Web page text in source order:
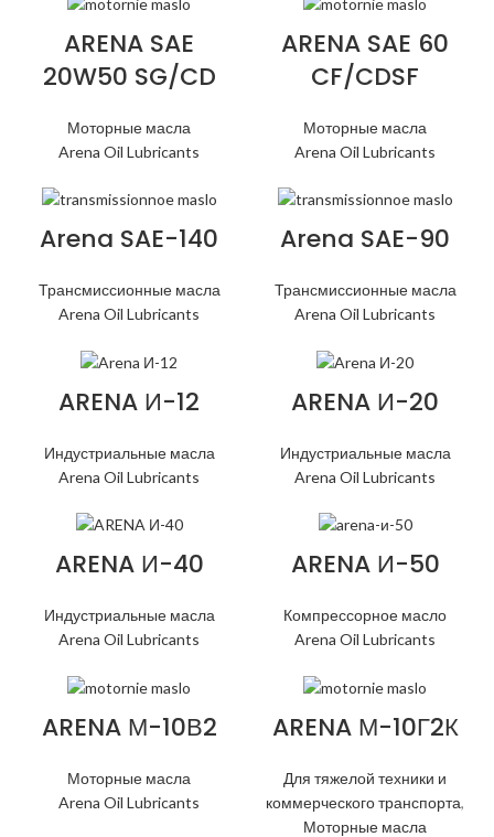
ARENA SAE
20W50 SG/CD
Моторные масла
Arena Oil Lubricants
ARENA SAE 60
CF/CDSF
Моторные масла
Arena Oil Lubricants
Arena SAE-140
Трансмиссионные масла
Arena Oil Lubricants
Arena SAE-90
Трансмиссионные масла
Arena Oil Lubricants
ARENA И-12
Индустриальные масла
Arena Oil Lubricants
ARENA И-20
Индустриальные масла
Arena Oil Lubricants
ARENA И-40
Индустриальные масла
Arena Oil Lubricants
ARENA И-50
Компрессорное масло
Arena Oil Lubricants
ARENA М-10В2
Моторные масла
Arena Oil Lubricants
ARENA М-10Г2К
Для тяжелой техники и
коммерческого транспорта,
Моторные масла